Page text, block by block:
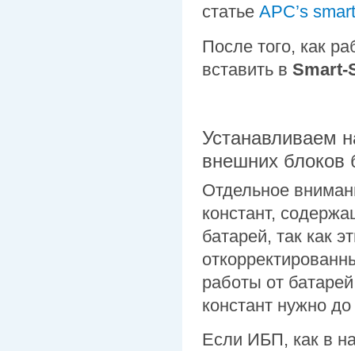
статье APC’s
После того, как
вставить в Smart-
Устанавливаем
внешних блоков
Отдельное
констант,
батарей, так как
работы от
констант нужно до
Если ИБП, как в